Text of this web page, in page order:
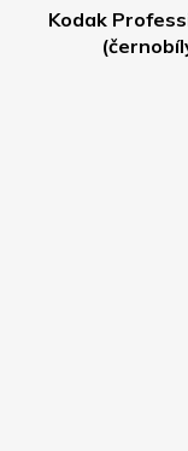
Kodak